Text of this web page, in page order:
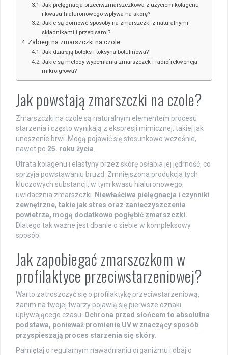
Jak pielęgnacja przeciwzmarszczkowa z użyciem kolagenu
i kwasu hialuronowego wpływa na skórę?
Jakie są domowe sposoby na zmarszczki z naturalnymi
składnikami i przepisami?
Zabiegi na zmarszczki na czole
Jak działają botoks i toksyna botulinowa?
Jakie są metody wypełniania zmarszczek i radiofrekwencja
mikroigłowa?
Jak powstają zmarszczki na czole?
Zmarszczki na czole są naturalnym elementem procesu
starzenia i często wynikają z ekspresji mimicznej, takiej jak
unoszenie brwi. Mogą pojawić się stosunkowo wcześnie,
nawet po 25. roku życia
Utrata kolagenu i elastyny przez skórę osłabia jej jędrność, co
sprzyja powstawaniu bruzd. Zmniejszona produkcja tych
kluczowych substancji, w tym kwasu hialuronowego,
uwidacznia zmarszczki.
Niewłaściwa pielęgnacja i czynniki
zewnętrzne, takie jak stres oraz zanieczyszczenia
powietrza, mogą dodatkowo pogłębić zmarszczki.
Dlatego tak ważne jest dbanie o siebie w kompleksowy
sposób.
Jak zapobiegać zmarszczkom w
profilaktyce przeciwstarzeniowej?
Warto zatroszczyć się o profilaktykę przeciwstarzeniową,
zanim na twojej twarzy pojawią się pierwsze oznaki
upływającego czasu. Ochrona przed słońcem to absolutna
podstawa, ponieważ promienie UV w znaczący sposób
przyspieszają proces starzenia się skóry.
Pamiętaj o regularnym nawadnianiu organizmu i dbaj o